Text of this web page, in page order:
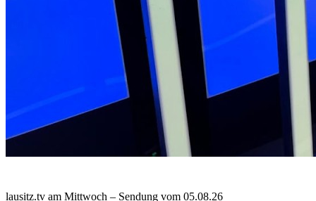
lausitz.tv am Mittwoch – Sendung vom 05.08.26